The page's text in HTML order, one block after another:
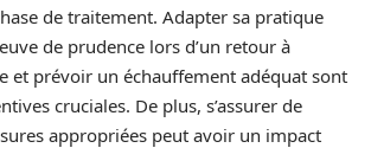
de traitement. Adapter sa pratique
de prudence lors d’un retour à
et prévoir un échauffement adéquat sont
cruciales. De plus, s’assurer de
appropriées peut avoir un impact